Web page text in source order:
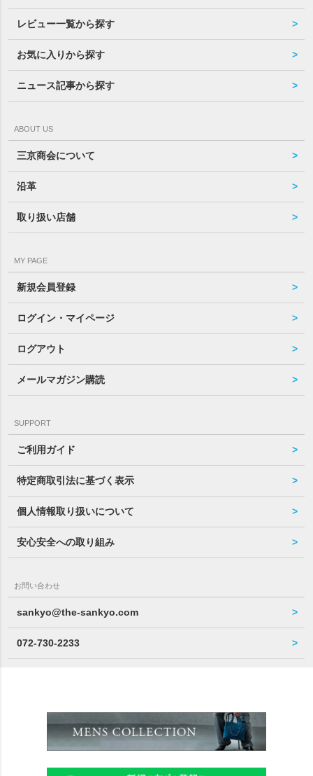
レビュー一覧から探す
お気に入りから探す
ニュース記事から探す
ABOUT US
三京商会について
沿革
取り扱い店舗
MY PAGE
新規会員登録
ログイン・マイページ
ログアウト
メールマガジン購読
SUPPORT
ご利用ガイド
特定商取引法に基づく表示
個人情報取り扱いについて
安心安全への取り組み
お問い合わせ
sankyo@the-sankyo.com
072-730-2233